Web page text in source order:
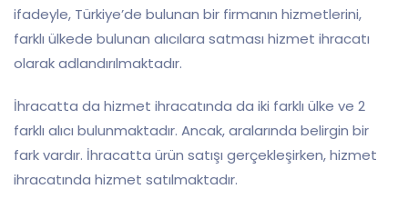
ifadeyle, Türkiye’de bulunan bir firmanın hizmetlerini,
farklı ülkede bulunan alıcılara satması hizmet ihracatı
olarak adlandırılmaktadır.
İhracatta da hizmet ihracatında da iki farklı ülke ve 2
farklı alıcı bulunmaktadır. Ancak, aralarında belirgin bir
fark vardır. İhracatta ürün satışı gerçekleşirken, hizmet
ihracatında hizmet satılmaktadır.